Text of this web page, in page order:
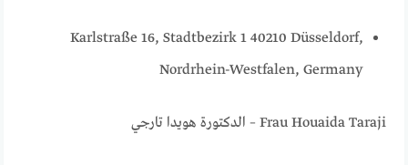
Karlstraße 16, Stadtbezirk 1 40210 Düsseldorf,
Nordrhein-Westfalen, Germany
Frau Houaida Taraji – الدكتورة هويدا تارجي